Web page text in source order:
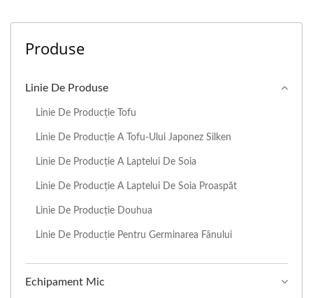
Produse
Linie De Produse
Linie De Producție Tofu
Linie De Producție A Tofu-Ului Japonez Silken
Linie De Producție A Laptelui De Soia
Linie De Producție A Laptelui De Soia Proaspăt
Linie De Producție Douhua
Linie De Producție Pentru Germinarea Fânului
Echipament Mic